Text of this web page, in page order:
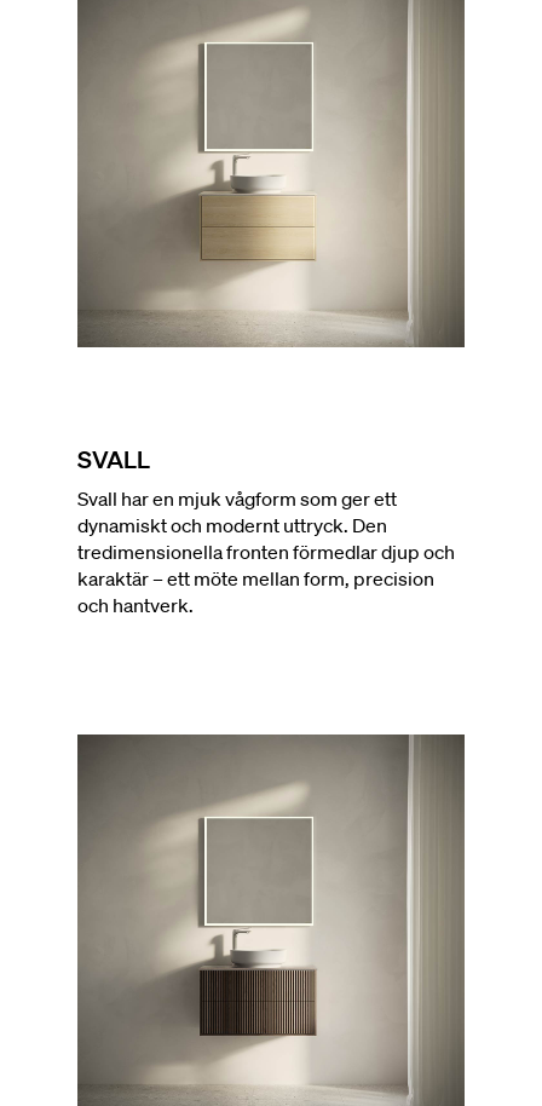
SVALL
Svall har en mjuk vågform som ger ett
dynamiskt och modernt uttryck. Den
tredimensionella fronten förmedlar djup och
karaktär – ett möte mellan form, precision
och hantverk.